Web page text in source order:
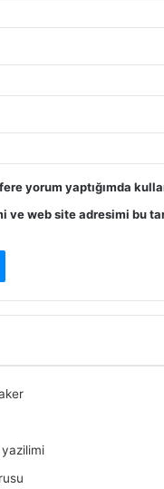
yorum yaptığımda
ve web site adresimi bu